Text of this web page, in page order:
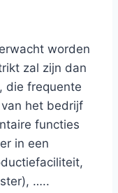
worden
zal zijn dan
die frequente
het bedrijf
functies
in een
…..